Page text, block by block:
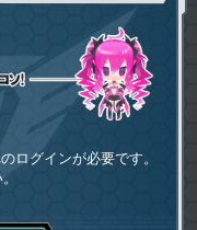
ログインが必要です。